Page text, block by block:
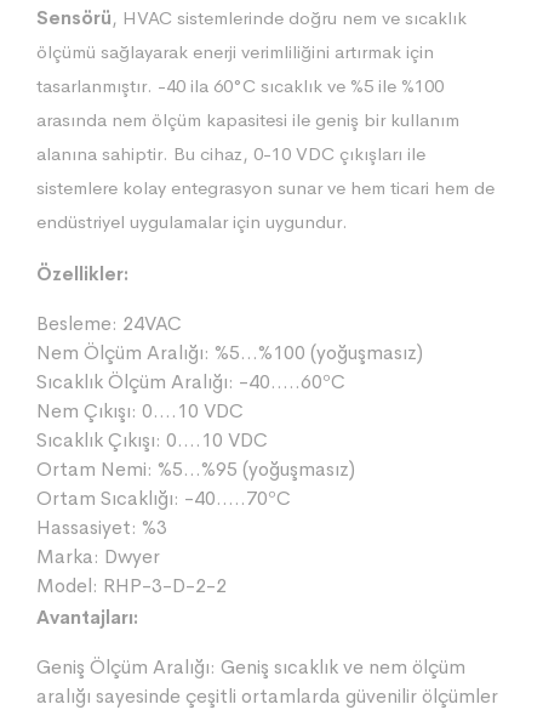
Sensörü, HVAC sistemlerinde doğru nem ve sıcaklık
ölçümü sağlayarak enerji verimliliğini artırmak için
tasarlanmıştır. -40 ila 60°C sıcaklık ve %5 ile %100
arasında nem ölçüm kapasitesi ile geniş bir kullanım
alanına sahiptir. Bu cihaz, 0-10 VDC çıkışları ile
sistemlere kolay entegrasyon sunar ve hem ticari hem de
endüstriyel uygulamalar için uygundur.
Özellikler:
Besleme: 24VAC
Nem Ölçüm Aralığı: %5…%100 (yoğuşmasız)
Sıcaklık Ölçüm Aralığı: -40…..60ºC
Nem Çıkışı: 0….10 VDC
Sıcaklık Çıkışı: 0….10 VDC
Ortam Nemi: %5…%95 (yoğuşmasız)
Ortam Sıcaklığı: -40…..70ºC
Hassasiyet: %3
Marka: Dwyer
Model: RHP-3-D-2-2
Avantajları:
Geniş Ölçüm Aralığı: Geniş sıcaklık ve nem ölçüm
aralığı sayesinde çeşitli ortamlarda güvenilir ölçümler